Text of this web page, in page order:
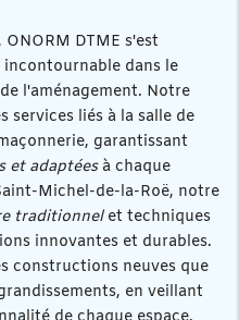
DTME s'est
incontournable dans le
l'aménagement. Notre
services liés à la salle de
garantissant
et adaptéesà chaque
Michel-de-la-Roë, notre
traditionnelet techniques
innovantes et durables.
constructions neuves que
en veillant